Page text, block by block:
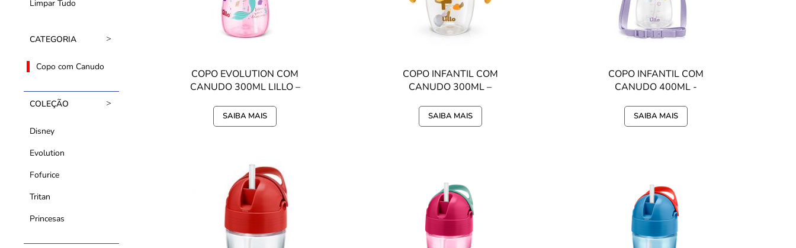
COPO EVOLUTION COM
CANUDO 300ML LILLO –
SAIBA MAIS
COPO INFANTIL COM
CANUDO 300ML –
SAIBA MAIS
COPO INFANTIL COM
CANUDO 400ML -
SAIBA MAIS
Limpar Tudo
CATEGORIA
Copo com Canudo
COLEÇÃO
Disney
Evolution
Fofurice
Tritan
Princesas